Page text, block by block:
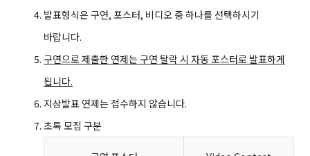
발표형식은 구연, 포스터, 비디오 중 하나를 선택하시기
바랍니다.
구연으로 제출한 연제는 구연 탈락 시 자동 포스터로 발표하게
됩니다.
지상발표 연제는 접수하지 않습니다.
초록 모집 구분